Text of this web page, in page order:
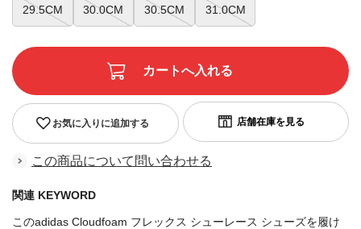
29.5CM 30.0CM 30.5CM 31.0CM
お気に入りに追加する
この商品について問い合わせる
関連 KEYWORD
このadidas Cloudfoam フレックス シューレース シューズを履け